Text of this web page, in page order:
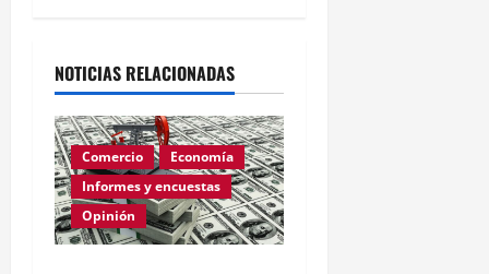
NOTICIAS RELACIONADAS
Comercio
Economía
Informes y encuestas
Opinión